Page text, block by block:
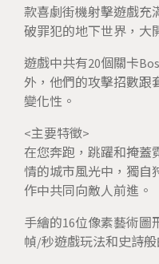
款喜劇街機射擊遊戲充
破罪犯的地下世界，大
遊戲中共有20個關卡
外，他們的攻擊招數跟
變化性。
<主要特徵>
在您奔跑，跳躍和掩蓋
情的城市風光中，獨自
作中共同向敵人前進。
手繪的16位像素藝術圖
幀/秒遊戲玩法和史詩